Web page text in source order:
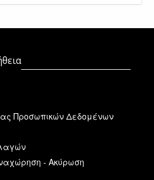
Προσωπικών Δεδομένων
- Ακύρωση